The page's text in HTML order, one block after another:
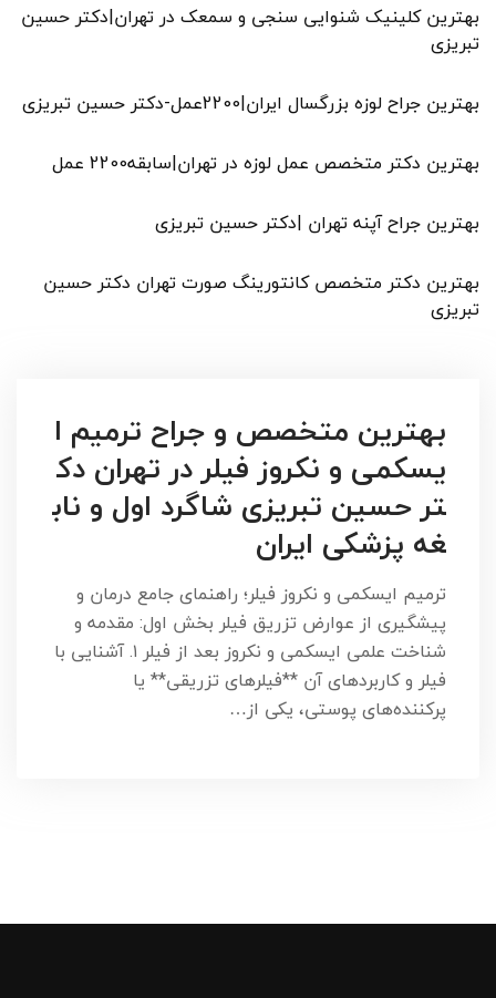
بهترین کلینیک شنوایی سنجی و سمعک در تهران|دکتر حسین
تبریزی
بهترین جراح لوزه بزرگسال ایران|2200عمل-دکتر حسین تبریزی
بهترین دکتر متخصص عمل لوزه در تهران|سابقه2200 عمل
بهترین جراح آپنه تهران |دکتر حسین تبریزی
بهترین دکتر متخصص کانتورینگ صورت تهران دکتر حسین
تبریزی
بهترین متخصص و جراح ترمیم ا
یسکمی و نکروز فیلر در تهران دک
تر حسین تبریزی شاگرد اول و ناب
غه پزشکی ایران
ترمیم ایسکمی و نکروز فیلر؛ راهنمای جامع درمان و
پیشگیری از عوارض تزریق فیلر بخش اول: مقدمه و
شناخت علمی ایسکمی و نکروز بعد از فیلر ۱. آشنایی با
فیلر و کاربردهای آن **فیلرهای تزریقی** یا
پرکننده‌های پوستی، یکی از…